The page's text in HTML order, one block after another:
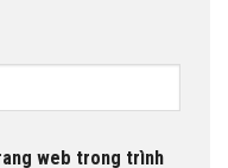
web trong trình